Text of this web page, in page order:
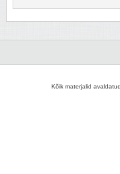
Kõik materjalid